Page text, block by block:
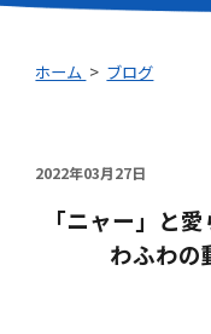
ホーム > ブログ
2022年03月27日
「ニャー」と
わふわの